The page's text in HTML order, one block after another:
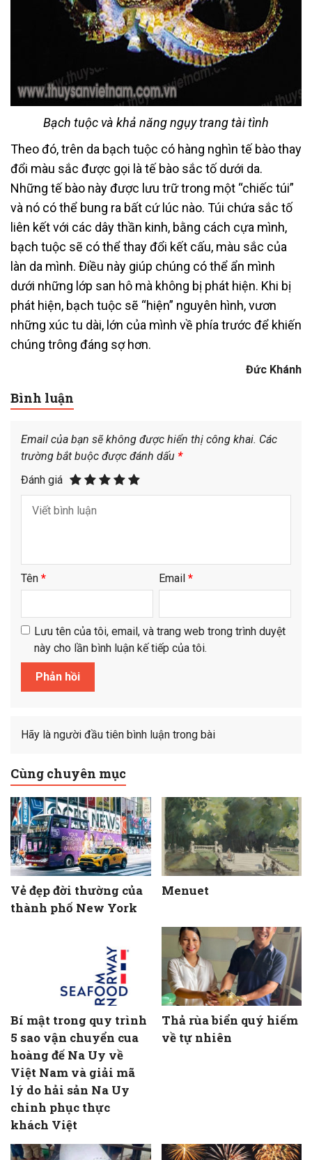
Bạch tuộc và khả năng ngụy trang tài tình
Theo đó, trên da bạch tuộc có hàng nghìn tế bào thay
đổi màu sắc được gọi là tế bào sắc tố dưới da.
Những tế bào này được lưu trữ trong một “chiếc túi”
và nó có thể bung ra bất cứ lúc nào. Túi chứa sắc tố
liên kết với các dây thần kinh, bằng cách cựa mình,
bạch tuộc sẽ có thể thay đổi kết cấu, màu sắc của
làn da mình. Điều này giúp chúng có thể ẩn mình
dưới những lớp san hô mà không bị phát hiện. Khi bị
phát hiện, bạch tuộc sẽ “hiện” nguyên hình, vươn
những xúc tu dài, lớn của mình về phía trước để khiến
chúng trông đáng sợ hơn.
Đức Khánh
Bình luận
Email của bạn sẽ không được hiển thị công khai. Các
trường bắt buộc được đánh dấu *
Đánh giá
Tên * Email *
Lưu tên của tôi, email, và trang web trong trình duyệt
này cho lần bình luận kế tiếp của tôi.
Hãy là người đầu tiên bình luận trong bài
Cùng chuyên mục
Vẻ đẹp đời thường của
thành phố New York
Menuet
Bí mật trong quy trình
5 sao vận chuyển cua
hoàng đế Na Uy về
Việt Nam và giải mã
lý do hải sản Na Uy
chinh phục thực
khách Việt
Thả rùa biển quý hiếm
về tự nhiên